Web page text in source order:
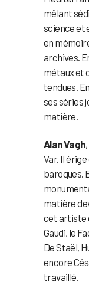
mêlant
science et
en
archives.
métaux et
tendues.
ses séries
matière.
Alan Vagh
Var. Il
baroques.
matière
cet artiste
Gaudi, le
De Staël,
encore
travaillé.